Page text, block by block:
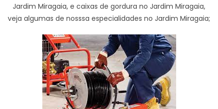
Jardim Miragaia, e caixas de gordura no Jardim Miragaia,
veja algumas de nosssa especialidades no Jardim Miragaia;